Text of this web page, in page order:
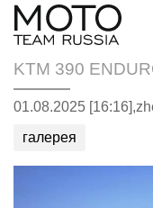
KTM 390
01.08.2025 [16:16],
галерея